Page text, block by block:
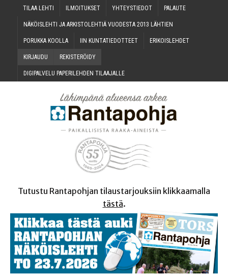
TILAA LEH­TI ILMOI­TUK­SET YHTEYS­TIE­DOT PALAU­TE
NÄKÖIS­LEH­TI JA ARKIS­TO­LEH­TIÄ VUO­DES­TA 2013 LÄHTIEN
PORUK­KA KOOLLA IIN KUN­TA­TIE­DOT­TEET ERI­KOIS­LEH­DET
KIR­JAU­DU REKIS­TE­RÖI­DY
DIGI­PAL­VE­LU PAPE­RI­LEH­DEN TILAAJALLE
Tutustu Rantapohjan tilaustarjouksiin klikkaamalla
tästä.